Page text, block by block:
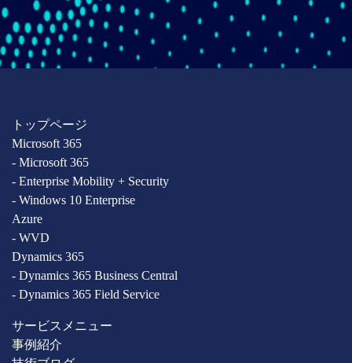
トップページ
Microsoft 365
- Microsoft 365
- Enterprise Mobility + Security
- Windows 10 Enterprise
Azure
- WVD
Dynamics 365
- Dynamics 365 Business Central
- Dynamics 365 Field Service
サービスメニュー
事例紹介